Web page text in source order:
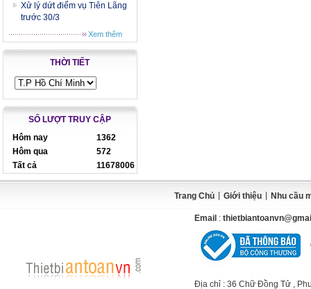
Xử lý dứt điểm vụ Tiên Lãng
trước 30/3
Xem thêm
THỜI TIẾT
SỐ LƯỢT TRUY CẬP
Hôm nay
1362
Hôm qua
572
Tất cả
11678006
Trang Chủ Giới thiệu Nhu cầu
Email :
Địa chỉ : 36 Chữ Đồng Tử ,